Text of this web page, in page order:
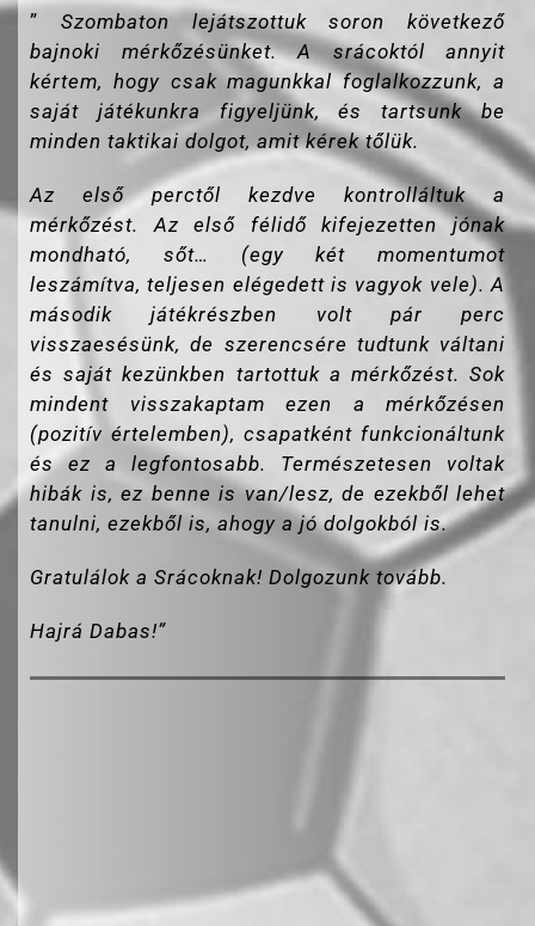
” Szombaton lejátszottuk soron következő
bajnoki mérkőzésünket. A srácoktól annyit
kértem, hogy csak magunkkal foglalkozzunk, a
saját játékunkra figyeljünk, és tartsunk be
minden taktikai dolgot, amit kérek tőlük.
Az első perctől kezdve kontrolláltuk a
mérkőzést. Az első félidő kifejezetten jónak
mondható, sőt… (egy két momentumot
leszámítva, teljesen elégedett is vagyok vele). A
második játékrészben volt pár perc
visszaesésünk, de szerencsére tudtunk váltani
és saját kezünkben tartottuk a mérkőzést. Sok
mindent visszakaptam ezen a mérkőzésen
(pozitív értelemben), csapatként funkcionáltunk
és ez a legfontosabb. Természetesen voltak
hibák is, ez benne is van/lesz, de ezekből lehet
tanulni, ezekből is, ahogy a jó dolgokból is.
Gratulálok a Srácoknak! Dolgozunk tovább.
Hajrá Dabas!”